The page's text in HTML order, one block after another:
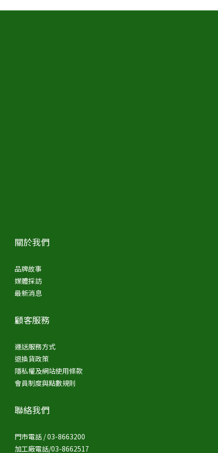
關於我們
品牌故事
媒體採訪
最新消息
顧客服務
運送服務方式
退換貨政策
隱私權及網站使用條款
會員制度與點數規則
聯絡我們
門市電話 / 03-8663200
加工廠電話/03-8662517